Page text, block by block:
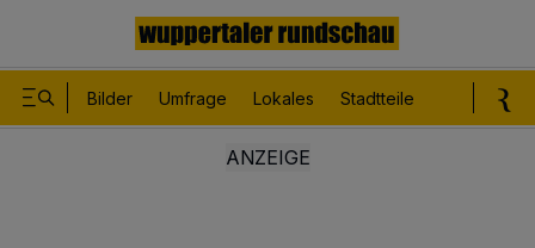
Bilder Umfrage Lokales Stadtteile